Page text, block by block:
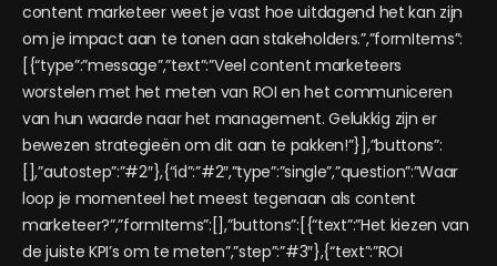
content marketeer weet je vast hoe uitdagend het kan zijn
om je impact aan te tonen aan stakeholders.”,”formItems”:
[{“type”:”message”,”text”:”Veel content marketeers
worstelen met het meten van ROI en het communiceren
van hun waarde naar het management. Gelukkig zijn er
bewezen strategieën om dit aan te pakken!”}],”buttons”:
[],”autostep”:”#2″},{“id”:”#2″,”type”:”single”,”question”:”Waar
loop je momenteel het meest tegenaan als content
marketeer?”,”formItems”:[],”buttons”:[{“text”:”Het kiezen van
de juiste KPI’s om te meten”,”step”:”#3″},{“text”:”ROI